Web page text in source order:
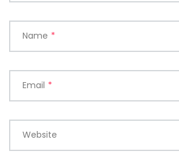
Name *
Email *
Website